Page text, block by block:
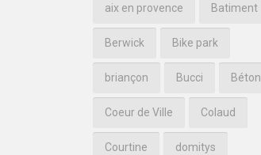
aix en provence Batiment
Berwick Bike park
briançon Bucci Béton
Coeur de Ville Colaud
Courtine domitys